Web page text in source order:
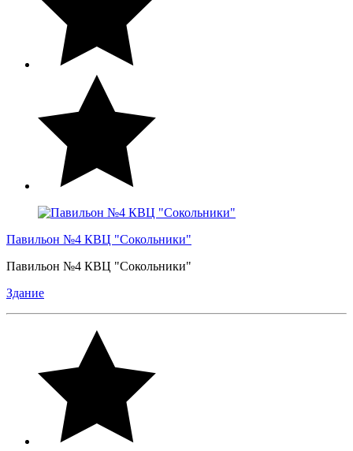
Павильон №4 КВЦ "Сокольники"
Павильон №4 КВЦ "Сокольники"
Здание